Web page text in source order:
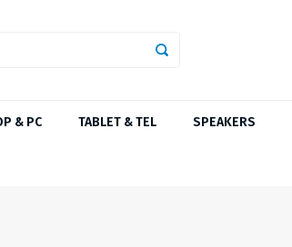
& PC TABLET & TEL SPEAKERS